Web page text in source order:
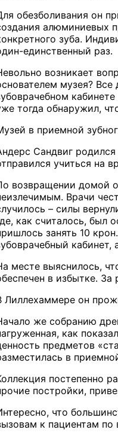
обезболивания он
алюминиевых
зуба.
единственный раз.
возникает
музея? Все
тогда обнаружил,
в приемной
Сандвиг
учиться на
возвращении домой
Врачи
– силы
как считалось, был
занять 10
кабинет,
месте выяснилось,
в избытке.
Лиллехаммере он
же собранию
как
предметов
в
постепенно
постройки,
что
к пациентам по